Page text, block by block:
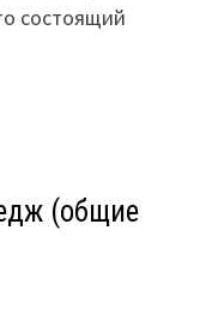
состоящий
(общие